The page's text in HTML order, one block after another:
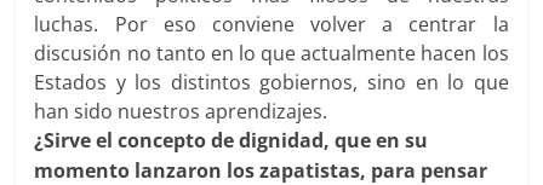
luchas. Por eso conviene volver a centrar la
discusión no tanto en lo que actualmente hacen los
Estados y los distintos gobiernos, sino en lo que
han sido nuestros aprendizajes.
¿Sirve el concepto de dignidad, que en su
momento lanzaron los zapatistas, para pensar